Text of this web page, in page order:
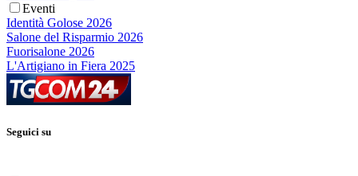
Eventi
Identità Golose 2026
Salone del Risparmio 2026
Fuorisalone 2026
L'Artigiano in Fiera 2025
Seguici su